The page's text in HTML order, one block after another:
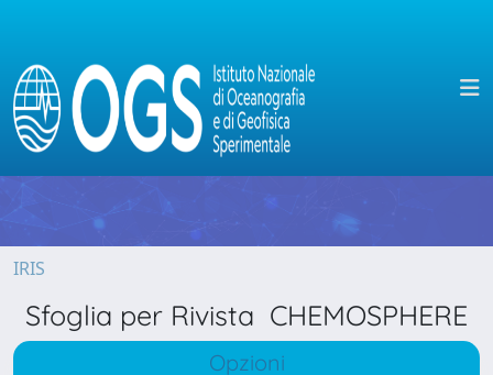
IRIS
Sfoglia per Rivista CHEMOSPHERE
Opzioni